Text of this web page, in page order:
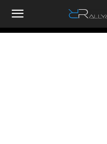
RallyandRaces.com